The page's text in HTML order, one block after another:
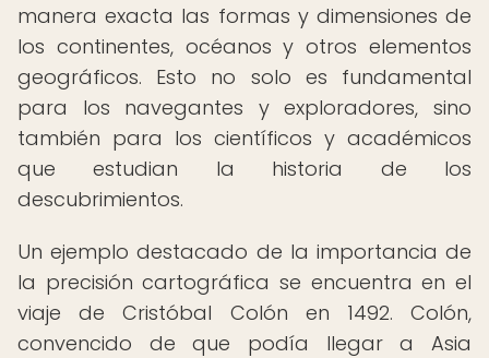
manera exacta las formas y dimensiones de
los continentes, océanos y otros elementos
geográficos. Esto no solo es fundamental
para los navegantes y exploradores, sino
también para los científicos y académicos
que estudian la historia de los
descubrimientos.
Un ejemplo destacado de la importancia de
la precisión cartográfica se encuentra en el
viaje de Cristóbal Colón en 1492. Colón,
convencido de que podía llegar a Asia